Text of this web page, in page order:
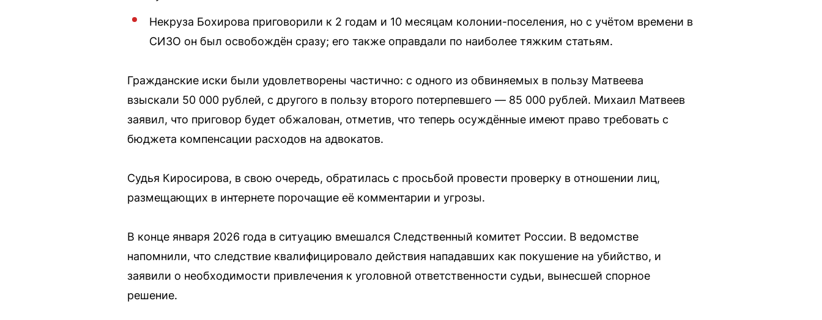
Некруза Бохирова приговорили к 2 годам и 10 месяцам колонии-поселения, но с учётом времени в
СИЗО он был освобождён сразу; его также оправдали по наиболее тяжким статьям.
Гражданские иски были удовлетворены частично: с одного из обвиняемых в пользу Матвеева
взыскали 50 000 рублей, с другого в пользу второго потерпевшего — 85 000 рублей. Михаил Матвеев
заявил, что приговор будет обжалован, отметив, что теперь осуждённые имеют право требовать с
бюджета компенсации расходов на адвокатов.
Судья Киросирова, в свою очередь, обратилась с просьбой провести проверку в отношении лиц,
размещающих в интернете порочащие её комментарии и угрозы.
В конце января 2026 года в ситуацию вмешался Следственный комитет России. В ведомстве
напомнили, что следствие квалифицировало действия нападавших как покушение на убийство, и
заявили о необходимости привлечения к уголовной ответственности судьи, вынесшей спорное
решение.